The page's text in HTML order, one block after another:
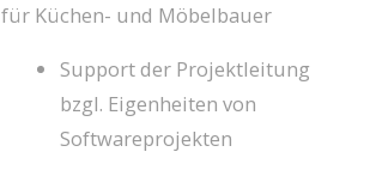
für Küchen- und Möbelbauer
Support der Projektleitung
bzgl. Eigenheiten von
Softwareprojekten